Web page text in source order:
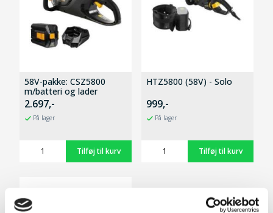
58V-pakke: CSZ5800
m/batteri og lader
2.697,-
På lager
HTZ5800 (58V) - Solo
999,-
På lager